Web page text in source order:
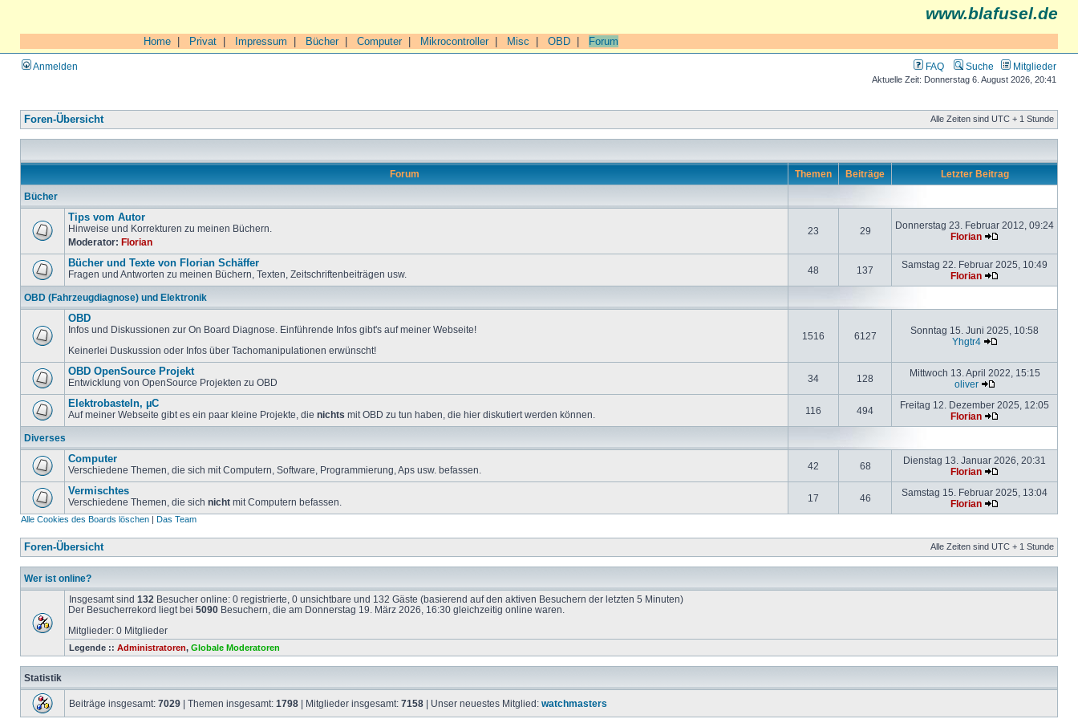
www.blafusel.de
Home Privat Impressum Bücher| Computer| Mikrocontroller| Misc OBD Forum
Anmelden FAQ Suche Mitglieder
Aktuelle Zeit: Donnerstag 6. August 2026, 20:41
Foren-Übersicht Alle Zeiten sind UTC + 1 Stunde
Forum Themen Beiträge Letzter Beitrag
Bücher
Tips vom Autor
Hinweise und Korrekturen zu meinen Büchern.
Moderator: Florian
23 29
Donnerstag 23. Februar 2012, 09:24
Florian
Bücher und Texte von Florian Schäffer
Fragen und Antworten zu meinen Büchern, Texten, Zeitschriftenbeiträgen usw. 48 137
Samstag 22. Februar 2025, 10:49
Florian
OBD (Fahrzeugdiagnose) und Elektronik
OBD
Infos und Diskussionen zur On Board Diagnose. Einführende Infos gibt's auf meiner Webseite!
Keinerlei Duskussion oder Infos über Tachomanipulationen erwünscht!
1516 6127
Sonntag 15. Juni 2025, 10:58
Yhgtr4
OBD OpenSource Projekt
Entwicklung von OpenSource Projekten zu OBD 34 128
Mittwoch 13. April 2022, 15:15
oliver
Elektrobasteln, µC
Auf meiner Webseite gibt es ein paar kleine Projekte, die nichts mit OBD zu tun haben, die hier diskutiert werden können. 116 494
Freitag 12. Dezember 2025, 12:05
Florian
Diverses
Computer
Verschiedene Themen, die sich mit Computern, Software, Programmierung, Aps usw. befassen. 42 68
Dienstag 13. Januar 2026, 20:31
Florian
Vermischtes
Verschiedene Themen, die sich nicht mit Computern befassen. 17 46
Samstag 15. Februar 2025, 13:04
Florian
Alle Cookies des Boards löschen | Das Team
Foren-Übersicht Alle Zeiten sind UTC + 1 Stunde
Wer ist online?
Insgesamt sind 132 Besucher online: 0 registrierte, 0 unsichtbare und 132 Gäste (basierend auf den aktiven Besuchern der letzten 5 Minuten)
Der Besucherrekord liegt bei 5090 Besuchern, die am Donnerstag 19. März 2026, 16:30 gleichzeitig online waren.
Mitglieder: 0 Mitglieder
Legende :: Administratoren, Globale Moderatoren
Statistik
Beiträge insgesamt: 7029 | Themen insgesamt: 1798 | Mitglieder insgesamt: 7158 | Unser neuestes Mitglied: watchmasters